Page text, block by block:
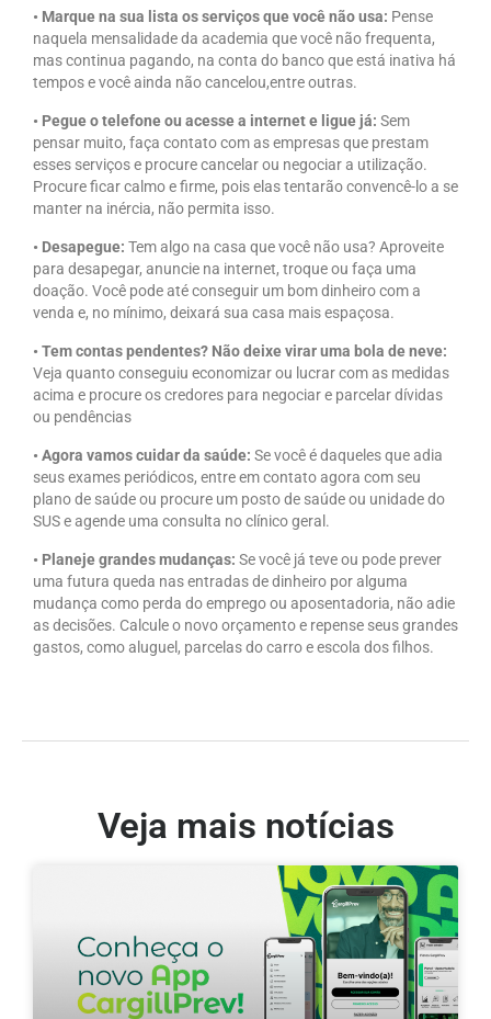
• Marque na sua lista os serviços que você não usa: Pense
naquela mensalidade da academia que você não frequenta,
mas continua pagando, na conta do banco que está inativa há
tempos e você ainda não cancelou,entre outras.
• Pegue o telefone ou acesse a internet e ligue já: Sem
pensar muito, faça contato com as empresas que prestam
esses serviços e procure cancelar ou negociar a utilização.
Procure ficar calmo e firme, pois elas tentarão convencê-lo a se
manter na inércia, não permita isso.
• Desapegue: Tem algo na casa que você não usa? Aproveite
para desapegar, anuncie na internet, troque ou faça uma
doação. Você pode até conseguir um bom dinheiro com a
venda e, no mínimo, deixará sua casa mais espaçosa.
• Tem contas pendentes? Não deixe virar uma bola de neve:
Veja quanto conseguiu economizar ou lucrar com as medidas
acima e procure os credores para negociar e parcelar dívidas
ou pendências
• Agora vamos cuidar da saúde: Se você é daqueles que adia
seus exames periódicos, entre em contato agora com seu
plano de saúde ou procure um posto de saúde ou unidade do
SUS e agende uma consulta no clínico geral.
• Planeje grandes mudanças: Se você já teve ou pode prever
uma futura queda nas entradas de dinheiro por alguma
mudança como perda do emprego ou aposentadoria, não adie
as decisões. Calcule o novo orçamento e repense seus grandes
gastos, como aluguel, parcelas do carro e escola dos filhos.
Veja mais notícias